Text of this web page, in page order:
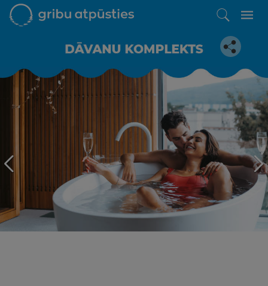
Iepatikās šis piedāvājums?
Līdz brīnišķīgai atpūtai atlikuši tikai daži soļi
PĒRKU